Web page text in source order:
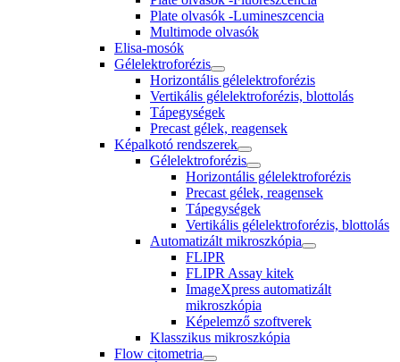
Plate olvasók -Lumineszcencia
Multimode olvasók
Elisa-mosók
Gélelektroforézis
Horizontális gélelektroforézis
Vertikális gélelektroforézis, blottolás
Tápegységek
Precast gélek, reagensek
Képalkotó rendszerek
Gélelektroforézis
Horizontális gélelektroforézis
Precast gélek, reagensek
Tápegységek
Vertikális gélelektroforézis, blottolás
Automatizált mikroszkópia
FLIPR
FLIPR Assay kitek
ImageXpress automatizált
mikroszkópia
Képelemző szoftverek
Klasszikus mikroszkópia
Flow citometria